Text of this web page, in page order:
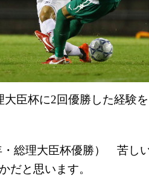
大臣杯に2回優勝した経験
・総理大臣杯優勝） 苦し
だと思います。